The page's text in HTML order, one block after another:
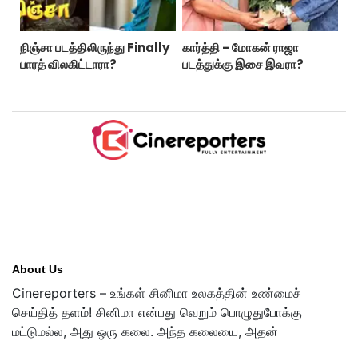
நிஞ்சா படத்திலிருந்து Finally
பாரத் விலகிட்டாரா?
கார்த்தி - மோகன் ராஜா
படத்துக்கு இசை இவரா?
About Us
Cinereporters – உங்கள் சினிமா உலகத்தின் உண்மைச்
செய்தித் தளம்! சினிமா என்பது வெறும் பொழுதுபோக்கு
மட்டுமல்ல, அது ஒரு கலை. அந்த கலையை, அதன்